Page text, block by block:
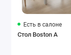
Есть в салоне
Стол Boston A